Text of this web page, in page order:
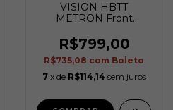
VISION HBTT
METRON Front
R$799,00
R$735,08 com Boleto
7 x de R$114,14 sem juros